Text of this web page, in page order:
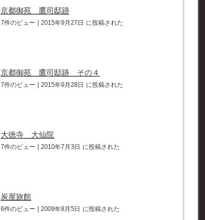
京都御苑 鷹司邸跡
7件のビュー 2015年9月27日 に投稿された
京都御苑 鷹司邸跡 その４
7件のビュー 2015年9月28日 に投稿された
大徳寺 大仙院
7件のビュー 2010年7月3日 に投稿された
炭屋旅館
6件のビュー 2009年8月5日 に投稿された